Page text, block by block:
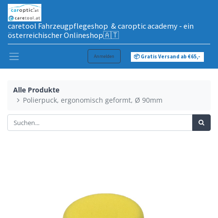
caretool Fahrzeugpflegeshop & caroptic academy - ein
österreichischer Onlineshop🇦🇹
Anmelden 📦 Gratis Versand ab €65,-
Alle Produkte
Polierpuck, ergonomisch geformt, Ø 90mm